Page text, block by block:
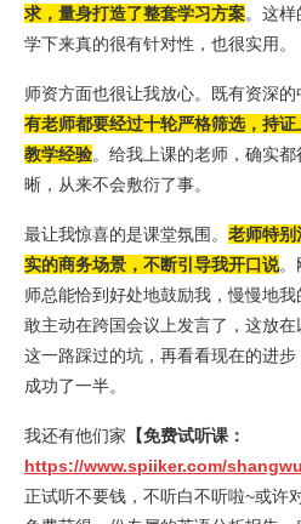
求，量身打造了整套学习方案。这样
学下来真的很有针对性，也很实用。
师资方面也很让我放心。既有资深的
有老师都要经过十轮严格筛选，持
教学经验。给我上课的老师，确实
晰，从来不会敷衍了事。
最让我惊喜的是课堂氛围。 老师特别
实的商务场景，不断引导我开口说。
师总能恰到好处地鼓励我，慢慢地
敢主动在跨国会议上发言了，这放
这一路踩过的坑，再看看现在的进
成功了一半。
我还有他们家 【免费试听课：
https://www.spiiker.com/
正试听不要钱，不听白不听啦~或许